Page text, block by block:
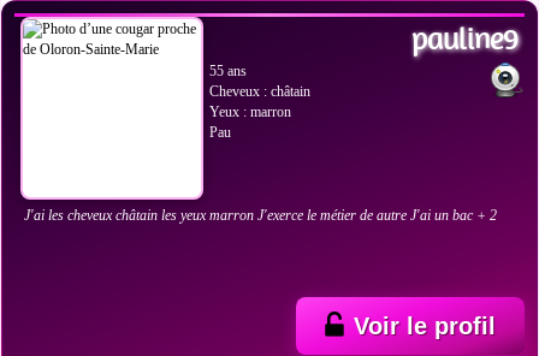
pauline9
55 ans
Cheveux : châtain
Yeux : marron
Pau
J'ai les cheveux châtain les yeux marron J'exerce le métier de autre J'ai un bac + 2
Voir le profil